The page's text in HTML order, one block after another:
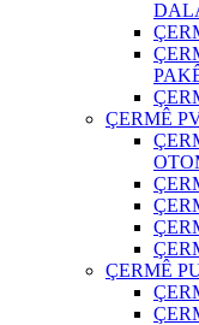
ÇERMÊ
ÇERMÊ